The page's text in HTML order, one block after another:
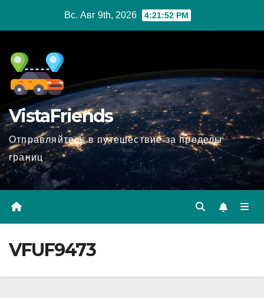
Вс. Авг 9th, 2026 4:21:53 PM
VistaFriends
Отправляйтесь в путешествие за пределы
границ
VFUF9473